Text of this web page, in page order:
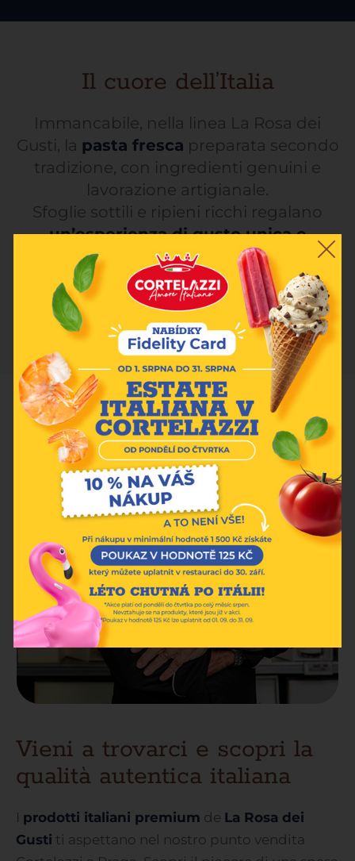
Il cuore dell’Italia
Immancabile, nella linea La Rosa dei
Gusti, la pasta fresca preparata secondo
tradizione, con ingredienti genuini e
lavorazione artigianale.
Sfoglie sottili e ripieni ricchi regalano
un’esperienza di gusto unica e
autentica
Ideale per portare in tavola il vero sapore
della cucina italiana.
Vieni a trovarci e scopri la
qualità autentica italiana
I prodotti italiani premium de La Rosa dei
Gusti ti aspettano nel nostro punto vendita